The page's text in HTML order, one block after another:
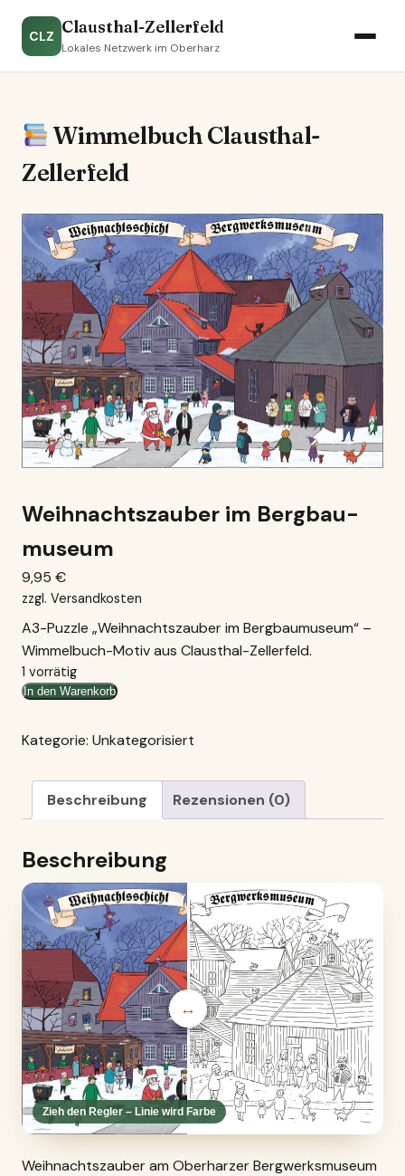
CLZ Clausthal-Zellerfeld
Lokales Netzwerk im Oberharz
Wimmelbuch Clausthal-
Zellerfeld
Weihnachtszauber im Bergbau­
museum
9,95 €
zzgl. Versandkosten
A3-Puzzle „Weihnachtszauber im Bergbaumuseum“ –
Wimmelbuch-Motiv aus Clausthal-Zellerfeld.
1 vorrätig
Weihnachtszauber
Bergbau­
Menge
In den Warenkorb
Kategorie: Unkategorisiert
Beschreibung Rezensionen (0)
Beschreibung
↔
Zieh den Regler – Linie wird Farbe
Weihnachtszauber am Oberharzer Bergwerksmuseum